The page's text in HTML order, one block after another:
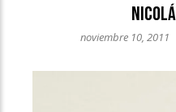
noviembre 10, 2011